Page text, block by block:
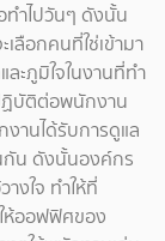
ทำไปวันๆ ดังนั้น
ลือกคนที่ใช่เข้ามา
ะภูมิใจในงานที่ทำ
ฏิบัติต่อพนักงาน
งานได้รับการดูแล
กัน ดังนั้นองค์กร
งใจ ทำให้ที่
ห้ออฟฟิศของ